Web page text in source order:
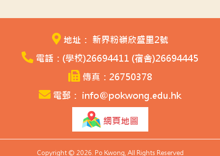
地址： 新界粉嶺欣盛里2號
電話：(學校)26694411 (宿舍)26694445
傳真：26750378
電郵： info@pokwong.edu.hk
網頁地圖
Copyright © 2026. Po Kwong, All Rights Reserved